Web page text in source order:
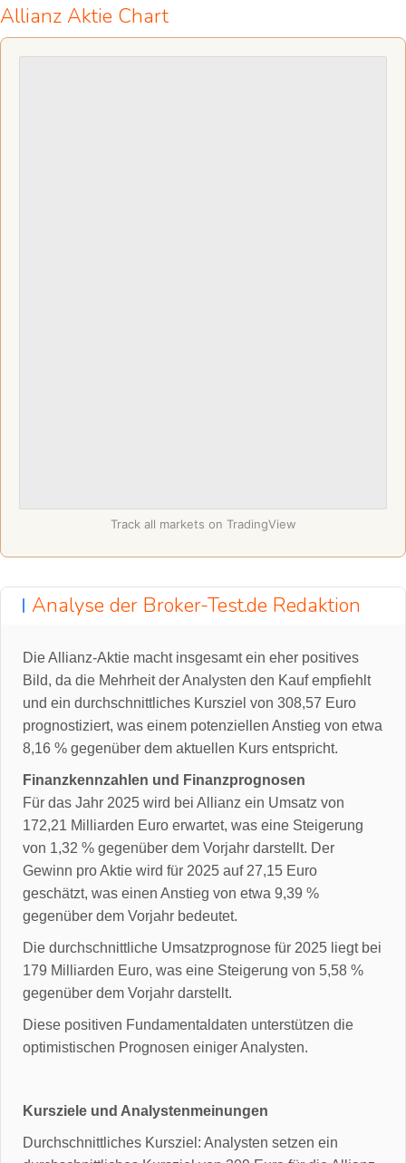
Allianz Aktie Chart
Track all markets on TradingView
Analyse der Broker-Test.de Redaktion
Die Allianz-Aktie macht insgesamt ein eher positives
Bild, da die Mehrheit der Analysten den Kauf empfiehlt
und ein durchschnittliches Kursziel von 308,57 Euro
prognostiziert, was einem potenziellen Anstieg von etwa
8,16 % gegenüber dem aktuellen Kurs entspricht.
Finanzkennzahlen und Finanzprognosen
Für das Jahr 2025 wird bei Allianz ein Umsatz von
172,21 Milliarden Euro erwartet, was eine Steigerung
von 1,32 % gegenüber dem Vorjahr darstellt. Der
Gewinn pro Aktie wird für 2025 auf 27,15 Euro
geschätzt, was einen Anstieg von etwa 9,39 %
gegenüber dem Vorjahr bedeutet.
Die durchschnittliche Umsatzprognose für 2025 liegt bei
179 Milliarden Euro, was eine Steigerung von 5,58 %
gegenüber dem Vorjahr darstellt.
Diese positiven Fundamentaldaten unterstützen die
optimistischen Prognosen einiger Analysten.
Kursziele und Analystenmeinungen
Durchschnittliches Kursziel: Analysten setzen ein